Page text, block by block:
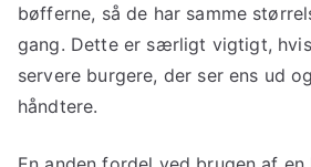
bøfferne, så de har samme
gang. Dette er særligt vigtigt,
servere burgere, der ser ens ud
håndtere.